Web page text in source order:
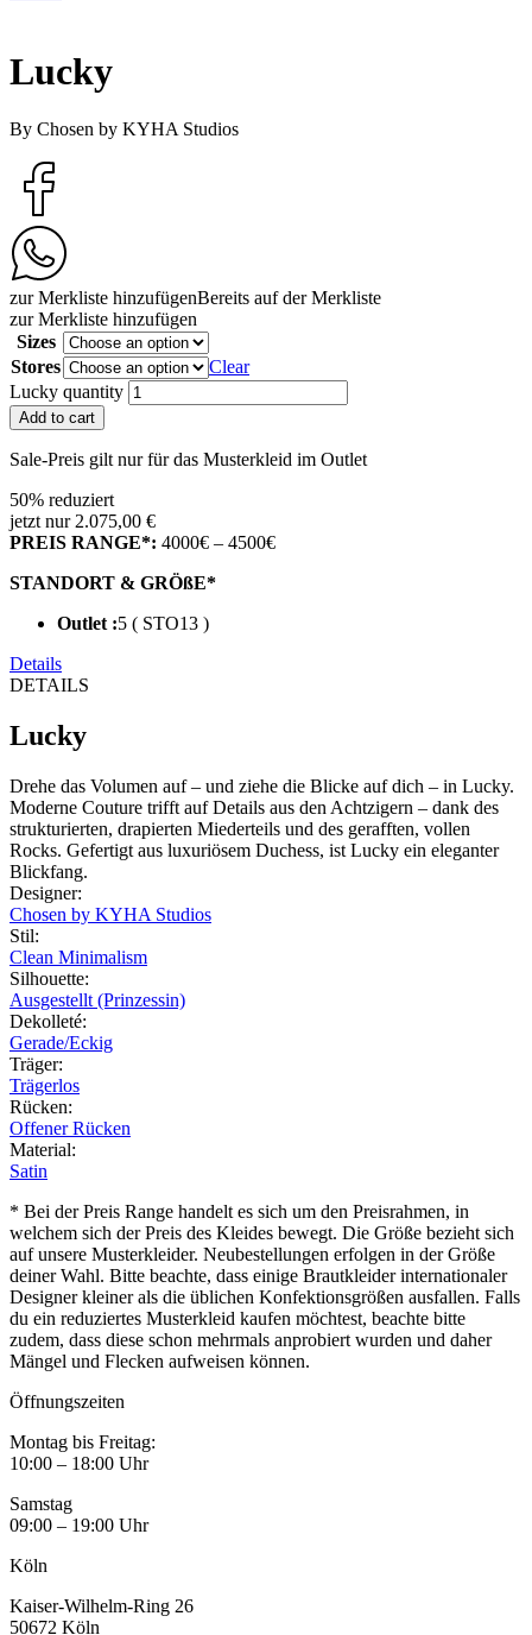
Lucky
By Chosen by KYHA Studios
zur Merkliste hinzufügenBereits auf der Merkliste
zur Merkliste hinzufügen
Sizes
Stores
Clear
Lucky quantity
Add to cart
Sale-Preis gilt nur für das Musterkleid im Outlet
50% reduziert
jetzt nur 2.075,00 €
PREIS RANGE*: 4000€ – 4500€
STANDORT & GRÖßE*
Outlet :5 ( STO13 )
Details
DETAILS
Lucky
Drehe das Volumen auf – und ziehe die Blicke auf dich – in Lucky.
Moderne Couture trifft auf Details aus den Achtzigern – dank des
strukturierten, drapierten Miederteils und des gerafften, vollen
Rocks. Gefertigt aus luxuriösem Duchess, ist Lucky ein eleganter
Blickfang.
Designer:
Chosen by KYHA Studios
Stil:
Clean Minimalism
Silhouette:
Ausgestellt (Prinzessin)
Dekolleté:
Gerade/Eckig
Träger:
Trägerlos
Rücken:
Offener Rücken
Material:
Satin
* Bei der Preis Range handelt es sich um den Preisrahmen, in
welchem sich der Preis des Kleides bewegt. Die Größe bezieht sich
auf unsere Musterkleider. Neubestellungen erfolgen in der Größe
deiner Wahl. Bitte beachte, dass einige Brautkleider internationaler
Designer kleiner als die üblichen Konfektionsgrößen ausfallen. Falls
du ein reduziertes Musterkleid kaufen möchtest, beachte bitte
zudem, dass diese schon mehrmals anprobiert wurden und daher
Mängel und Flecken aufweisen können.
Öffnungszeiten
Montag bis Freitag:
10:00 – 18:00 Uhr
Samstag
09:00 – 19:00 Uhr
Köln
Kaiser-Wilhelm-Ring 26
50672 Köln